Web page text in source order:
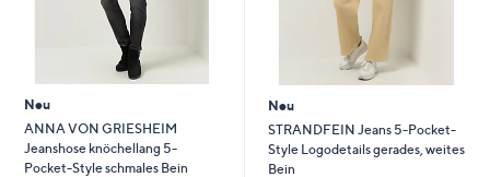
Neu
ANNA VON GRIESHEIM
Jeanshose knöchellang 5-
Pocket-Style schmales Bein
Neu
STRANDFEIN Jeans 5-Pocket-
Style Logodetails gerades, weites
Bein